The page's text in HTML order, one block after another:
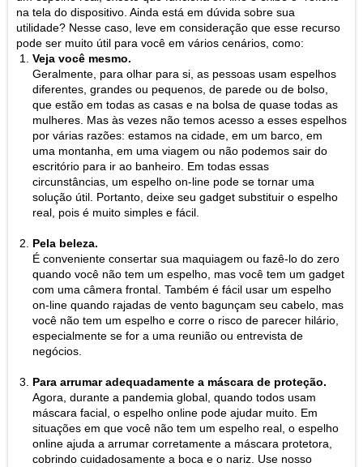
na tela do dispositivo. Ainda está em dúvida sobre sua
utilidade? Nesse caso, leve em consideração que esse recurso
pode ser muito útil para você em vários cenários, como:
Veja você mesmo.
Geralmente, para olhar para si, as pessoas usam espelhos
diferentes, grandes ou pequenos, de parede ou de bolso,
que estão em todas as casas e na bolsa de quase todas as
mulheres. Mas às vezes não temos acesso a esses espelhos
por várias razões: estamos na cidade, em um barco, em
uma montanha, em uma viagem ou não podemos sair do
escritório para ir ao banheiro. Em todas essas
circunstâncias, um espelho on-line pode se tornar uma
solução útil. Portanto, deixe seu gadget substituir o espelho
real, pois é muito simples e fácil.
Pela beleza.
É conveniente consertar sua maquiagem ou fazê-lo do zero
quando você não tem um espelho, mas você tem um gadget
com uma câmera frontal. Também é fácil usar um espelho
on-line quando rajadas de vento bagunçam seu cabelo, mas
você não tem um espelho e corre o risco de parecer hilário,
especialmente se for a uma reunião ou entrevista de
negócios.
Para arrumar adequadamente a máscara de proteção.
Agora, durante a pandemia global, quando todos usam
máscara facial, o espelho online pode ajudar muito. Em
situações em que você não tem um espelho real, o espelho
online ajuda a arrumar corretamente a máscara protetora,
cobrindo cuidadosamente a boca e o nariz. Use nosso